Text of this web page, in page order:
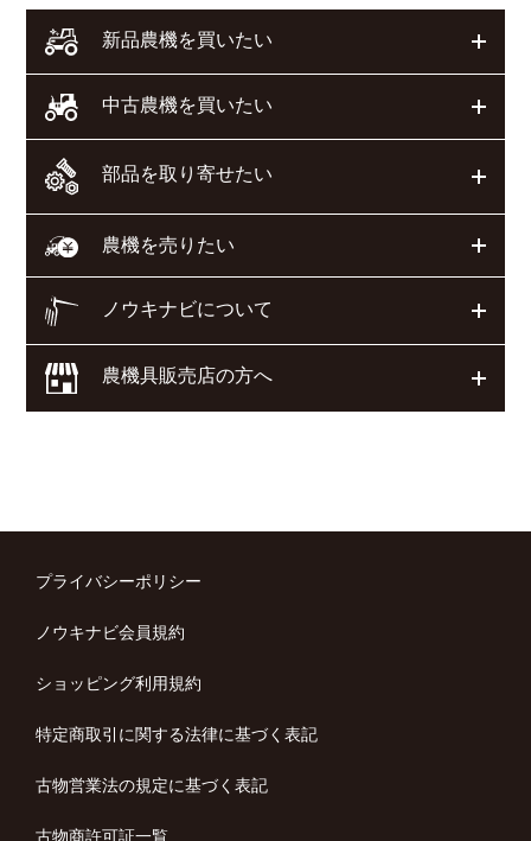
新品農機を買いたい
中古農機を買いたい
部品を取り寄せたい
農機を売りたい
ノウキナビについて
農機具販売店の方へ
プライバシーポリシー
ノウキナビ会員規約
ショッピング利用規約
特定商取引に関する法律に基づく表記
古物営業法の規定に基づく表記
古物商許可証一覧